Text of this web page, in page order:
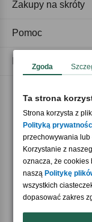
Zakupy na skróty
Pomoc
Zgoda
Ta strona
Strona korzysta z
Polityką
przechowywania
Korzystanie z
oznacza, że
naszą Politykę
wszystkich
dopasować zakres